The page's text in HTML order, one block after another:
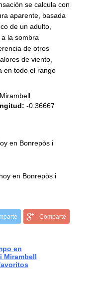
se calcula con
aparente, basada
de un adulto,
la sombra
de otros
de viento,
en todo el rango
-0.36667
en Bonrepòs i
en Bonrepòs i
Comparte
en
Mirambell